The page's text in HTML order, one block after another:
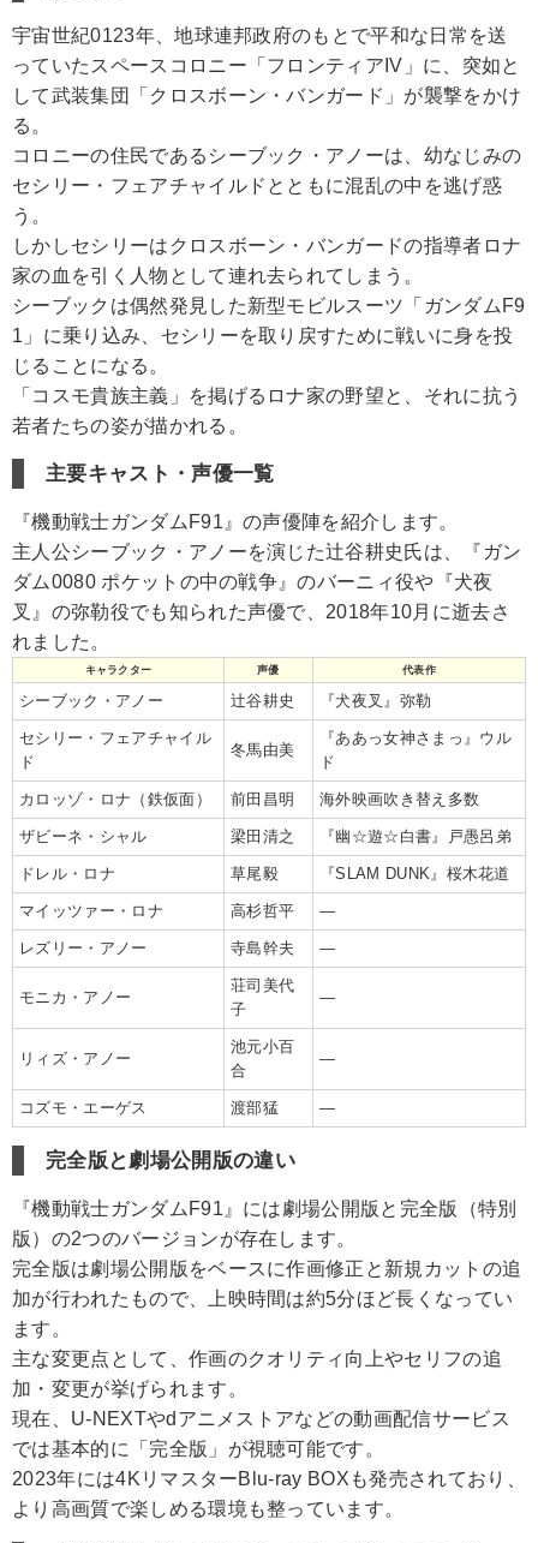
宇宙世紀0123年、地球連邦政府のもとで平和な日常を送
っていたスペースコロニー「フロンティアIV」に、突如と
して武装集団「クロスボーン・バンガード」が襲撃をかけ
る。
コロニーの住民であるシーブック・アノーは、幼なじみの
セシリー・フェアチャイルドとともに混乱の中を逃げ惑
う。
しかしセシリーはクロスボーン・バンガードの指導者ロナ
家の血を引く人物として連れ去られてしまう。
シーブックは偶然発見した新型モビルスーツ「ガンダムF9
1」に乗り込み、セシリーを取り戻すために戦いに身を投
じることになる。
「コスモ貴族主義」を掲げるロナ家の野望と、それに抗う
若者たちの姿が描かれる。
主要キャスト・声優一覧
『機動戦士ガンダムF91』の声優陣を紹介します。
主人公シーブック・アノーを演じた辻谷耕史氏は、『ガン
ダム0080 ポケットの中の戦争』のバーニィ役や『犬夜
叉』の弥勒役でも知られた声優で、2018年10月に逝去さ
れました。
キャラクター 声優 代表作
シーブック・アノー 辻谷耕史 『犬夜叉』弥勒
セシリー・フェアチャイル
ド
冬馬由美
『ああっ女神さまっ』ウル
ド
カロッゾ・ロナ（鉄仮面） 前田昌明 海外映画吹き替え多数
ザビーネ・シャル 梁田清之 『幽☆遊☆白書』戸愚呂弟
ドレル・ロナ 草尾毅 『SLAM DUNK』桜木花道
マイッツァー・ロナ 高杉哲平 ―
レズリー・アノー 寺島幹夫 ―
モニカ・アノー
荘司美代
子
―
リィズ・アノー
池元小百
合
―
コズモ・エーゲス 渡部猛 ―
完全版と劇場公開版の違い
『機動戦士ガンダムF91』には劇場公開版と完全版（特別
版）の2つのバージョンが存在します。
完全版は劇場公開版をベースに作画修正と新規カットの追
加が行われたもので、上映時間は約5分ほど長くなってい
ます。
主な変更点として、作画のクオリティ向上やセリフの追
加・変更が挙げられます。
現在、U-NEXTやdアニメストアなどの動画配信サービス
では基本的に「完全版」が視聴可能です。
2023年には4KリマスターBlu-ray BOXも発売されており、
より高画質で楽しめる環境も整っています。